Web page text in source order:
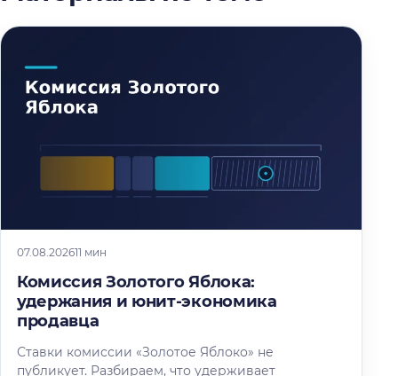
07.08.202611 мин
Комиссия Золотого Яблока:
удержания и юнит-экономика
продавца
Ставки комиссии «Золотое Яблоко» не
публикует. Разбираем, что удерживает